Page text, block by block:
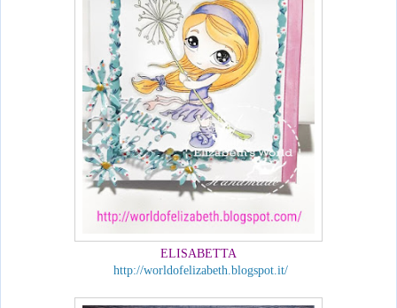
ELISABETTA
http://worldofelizabeth.blogspot.it/